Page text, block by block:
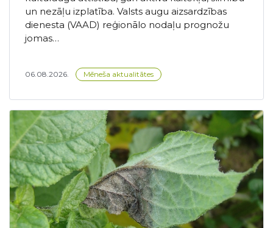
un nezāļu izplatība. Valsts augu aizsardzības
dienesta (VAAD) reģionālo nodaļu prognožu
jomas…
06.08.2026. Mēneša aktualitātes